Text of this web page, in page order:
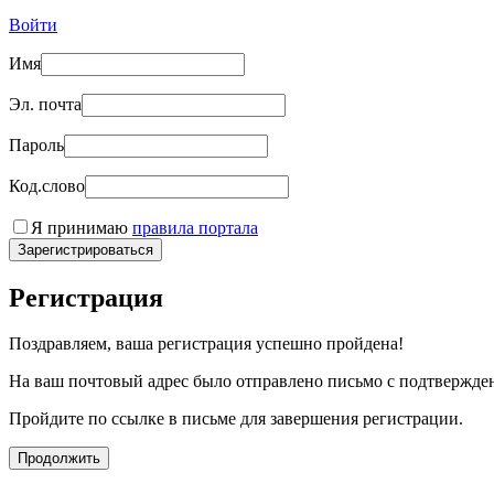
Войти
Имя
Эл. почта
Пароль
Код.слово
Я принимаю правила портала
Зарегистрироваться
Регистрация
Поздравляем, ваша регистрация успешно пройдена!
На ваш почтовый адрес было отправлено письмо с
Пройдите по ссылке в письме для завершения регистрации.
Продолжить